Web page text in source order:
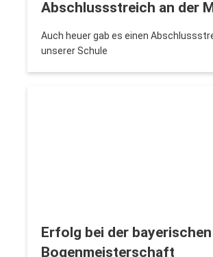
Abschlussstreich an der
Auch heuer gab es einen
unserer Schule
Erfolg bei der bayerischen
Bogenmeisterschaft